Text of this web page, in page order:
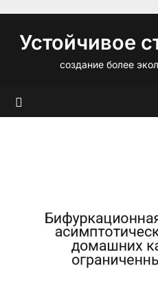
содержимому
Устойчивое
создание более